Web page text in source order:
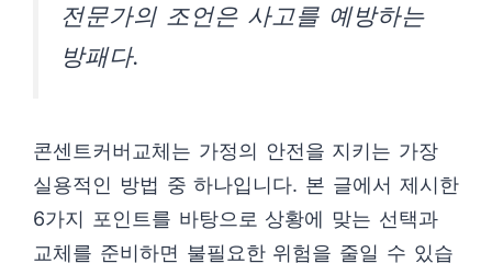
전문가의 조언은 사고를 예방하는
방패다.
콘센트커버교체는 가정의 안전을 지키는 가장
실용적인 방법 중 하나입니다. 본 글에서 제시한
6가지 포인트를 바탕으로 상황에 맞는 선택과
교체를 준비하면 불필요한 위험을 줄일 수 있습